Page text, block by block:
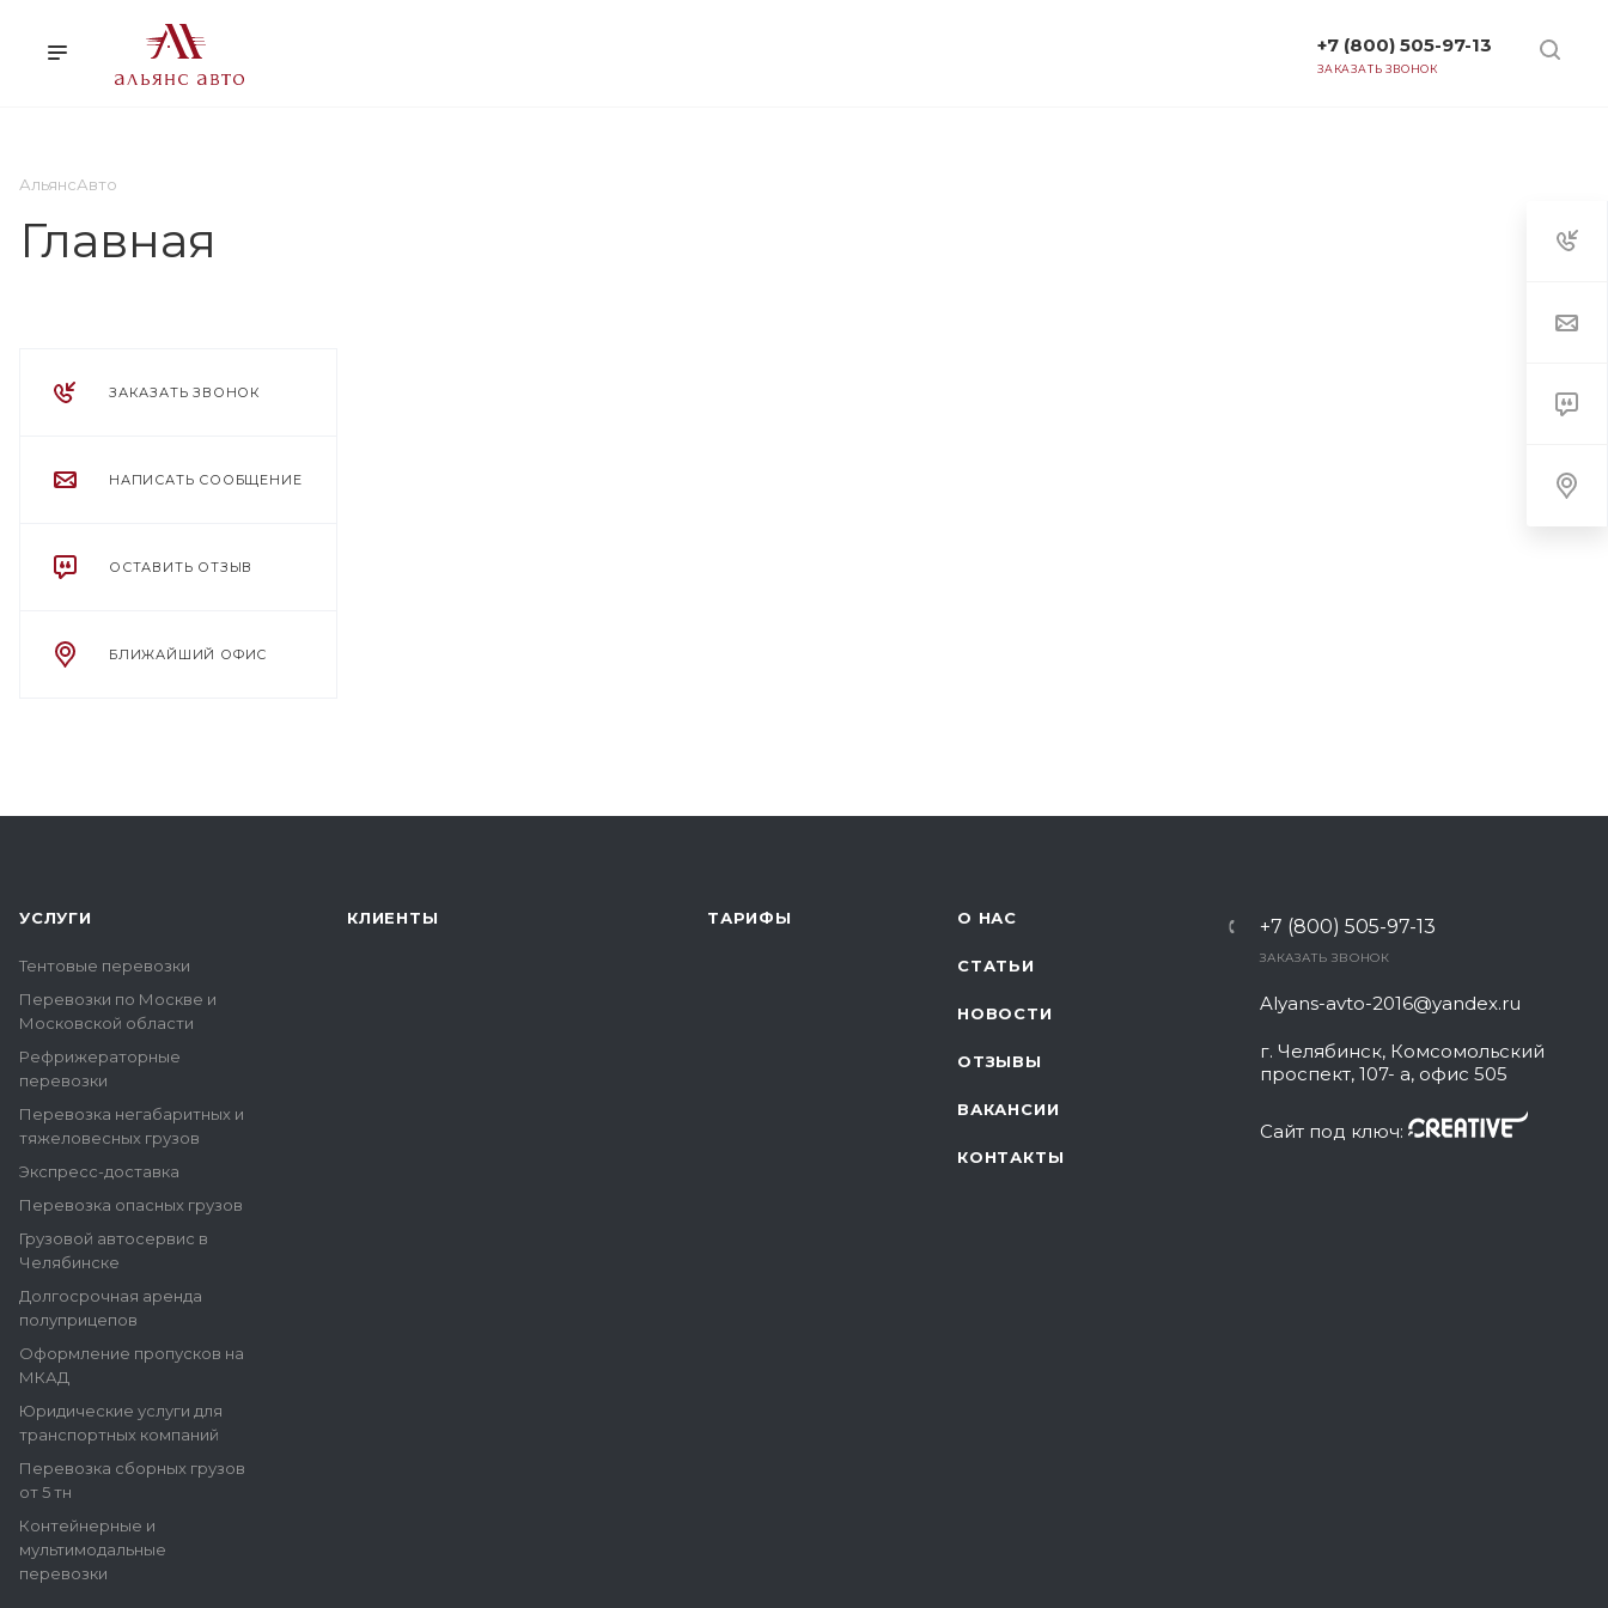
+7 (800) 505-97-13
ЗАКАЗАТЬ ЗВОНОК
АльянсАвто
Главная
ЗАКАЗАТЬ ЗВОНОК
НАПИСАТЬ СООБЩЕНИЕ
ОСТАВИТЬ ОТЗЫВ
БЛИЖАЙШИЙ ОФИС
УСЛУГИ
Тентовые перевозки
Перевозки по Москве и
Московской области
Рефрижераторные
перевозки
Перевозка негабаритных и
тяжеловесных грузов
Экспресс-доставка
Перевозка опасных грузов
Грузовой автосервис в
Челябинске
Долгосрочная аренда
полуприцепов
Оформление пропусков на
МКАД
Юридические услуги для
транспортных компаний
Перевозка сборных грузов
от 5 тн
Контейнерные и
мультимодальные
перевозки
КЛИЕНТЫ ТАРИФЫ О НАС
СТАТЬИ
НОВОСТИ
ОТЗЫВЫ
ВАКАНСИИ
КОНТАКТЫ
+7 (800) 505-97-13
ЗАКАЗАТЬ ЗВОНОК
Alyans-avto-2016@yandex.ru
г. Челябинск, Комсомольский
проспект, 107- а, офис 505
Сайт под ключ: